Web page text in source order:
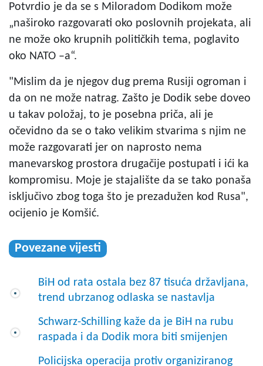
Potvrdio je da se s Miloradom Dodikom može
„naširoko razgovarati oko poslovnih projekata, ali
ne može oko krupnih političkih tema, poglavito
oko NATO –a“.
"Mislim da je njegov dug prema Rusiji ogroman i
da on ne može natrag. Zašto je Dodik sebe doveo
u takav položaj, to je posebna priča, ali je
očevidno da se o tako velikim stvarima s njim ne
može razgovarati jer on naprosto nema
manevarskog prostora drugačije postupati i ići ka
kompromisu. Moje je stajalište da se tako ponaša
isključivo zbog toga što je prezadužen kod Rusa",
ocijenio je Komšić.
Povezane vijesti
BiH od rata ostala bez 87 tisuća državljana,
trend ubrzanog odlaska se nastavlja
Schwarz-Schilling kaže da je BiH na rubu
raspada i da Dodik mora biti smijenjen
Policijska operacija protiv organiziranog